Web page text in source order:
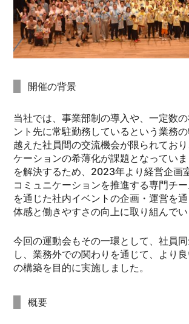
開催の背景
当社では、事業部制の導入や、一定数
ント先に常駐勤務しているという業務
越えた社員間の交流機会が限られてお
ケーションの希薄化が課題となってい
を解決するため、2023年より経営企画
コミュニケーションを推進する専門チ
を通じた社内イベントの企画・運営を
体感と働きやすさの向上に取り組んでい
今回の運動会もその一環として、社員
し、業務外での関わりを通じて、より
の構築を目的に実施しました。
概要